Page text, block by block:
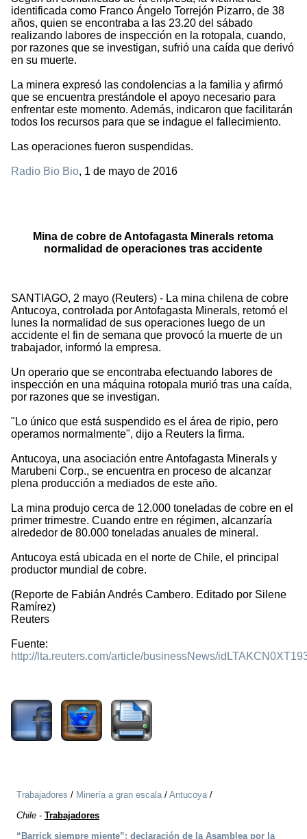
identificada como Franco Ángelo Torrejón Pizarro, de 38
años, quien se encontraba a las 23.20 del sábado
realizando labores de inspección en la rotopala, cuando,
por razones que se investigan, sufrió una caída que derivó
en su muerte.
La minera expresó las condolencias a la familia y afirmó
que se encuentra prestándole el apoyo necesario para
enfrentar este momento. Además, indicaron que facilitarán
todos los recursos para que se indague el fallecimiento.
Las operaciones fueron suspendidas.
Radio Bio Bio, 1 de mayo de 2016
Mina de cobre de Antofagasta Minerals retoma
normalidad de operaciones tras accidente
SANTIAGO, 2 mayo (Reuters) - La mina chilena de cobre
Antucoya, controlada por Antofagasta Minerals, retomó el
lunes la normalidad de sus operaciones luego de un
accidente el fin de semana que provocó la muerte de un
trabajador, informó la empresa.
Un operario que se encontraba efectuando labores de
inspección en una máquina rotopala murió tras una caída,
por razones que se investigan.
"Lo único que está suspendido es el área de ripio, pero
operamos normalmente", dijo a Reuters la firma.
Antucoya, una asociación entre Antofagasta Minerals y
Marubeni Corp., se encuentra en proceso de alcanzar
plena producción a mediados de este año.
La mina produjo cerca de 12.000 toneladas de cobre en el
primer trimestre. Cuando entre en régimen, alcanzaría
alrededor de 80.000 toneladas anuales de mineral.
Antucoya está ubicada en el norte de Chile, el principal
productor mundial de cobre.
(Reporte de Fabián Andrés Cambero. Editado por Silene
Ramírez)
Reuters
Fuente:
http://lta.reuters.com/article/businessNews/
Trabajadores / Minería a gran escala/ Antucoya/
Chile - Trabajadores
“Barrick siempre miente”: declaración de la Asamblea por la